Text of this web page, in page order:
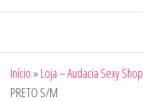
Início » Loja – Audacia Sexy Shop
PRETO S/M